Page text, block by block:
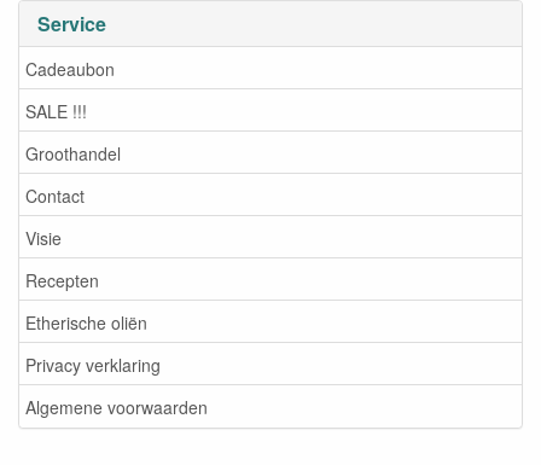
Service
Cadeaubon
SALE !!!
Groothandel
Contact
Visie
Recepten
Etherische oliën
Privacy verklaring
Algemene voorwaarden